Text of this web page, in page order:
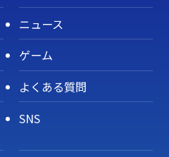
ニュース
ゲーム
よくある質問
SNS